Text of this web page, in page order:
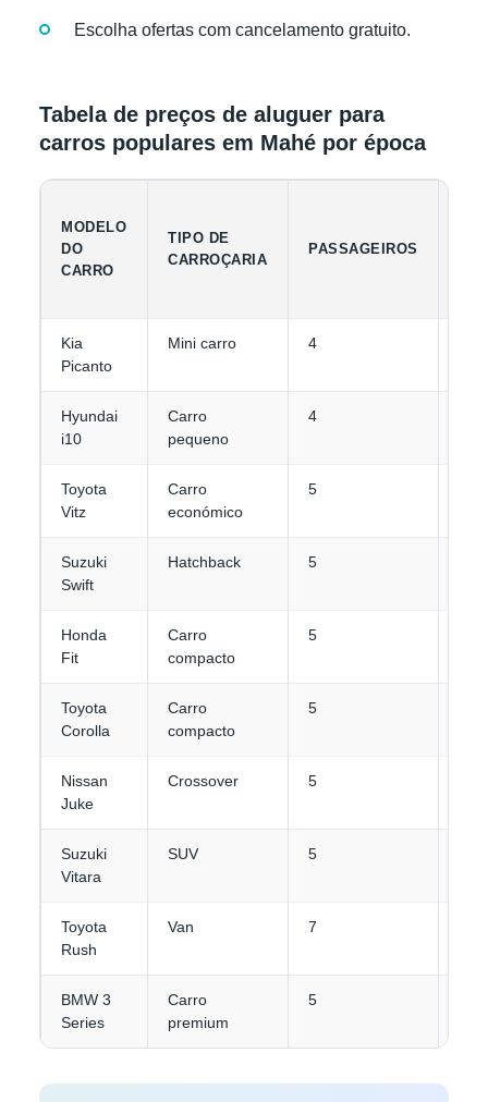
Escolha ofertas com cancelamento gratuito.
Tabela de preços de aluguer para
carros populares em Mahé por época
MODELO
DO
CARRO
TIPO DE
CARROÇARIA
PASSAGEIROS
Kia
Picanto
Mini carro 4
Hyundai
i10
Carro
pequeno
4
Toyota
Vitz
Carro
económico
5
Suzuki
Swift
Hatchback 5
Honda
Fit
Carro
compacto
5
Toyota
Corolla
Carro
compacto
5
Nissan
Juke
Crossover 5
Suzuki
Vitara
SUV 5
Toyota
Rush
Van 7
BMW 3
Series
Carro
premium
5